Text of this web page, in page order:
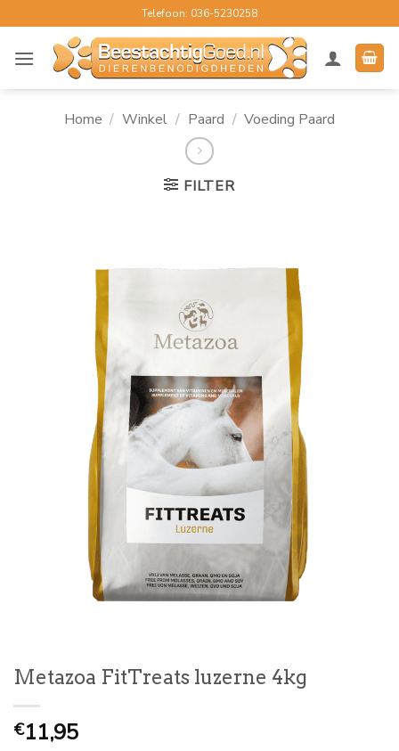
naar
inhoud
Telefoon: 036-5230258
Home / Winkel / Paard / Voeding Paard
FILTER
Metazoa FitTreats luzerne 4kg
€11,95